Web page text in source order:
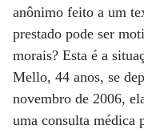
anônimo feito a um
prestado pode ser
morais? Esta é a
Mello, 44 anos, se
novembro de 2006,
uma consulta médica